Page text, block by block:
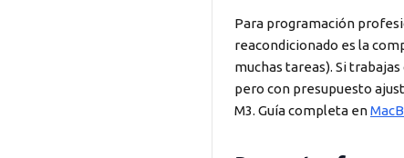
Para programación
reacondicionado es la
muchas tareas). Si
pero con presupuesto
M3. Guía completa en